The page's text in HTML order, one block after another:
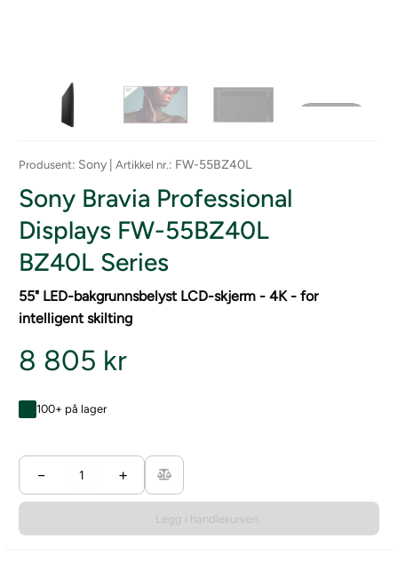
Produsent: Sony | Artikkel nr.: FW-55BZ40L
Sony Bravia Professional
Displays FW-55BZ40L
BZ40L Series
55" LED-bakgrunnsbelyst LCD-skjerm - 4K - for
intelligent skilting
8 805 kr
100+ på lager
− +
Legg i handlekurven